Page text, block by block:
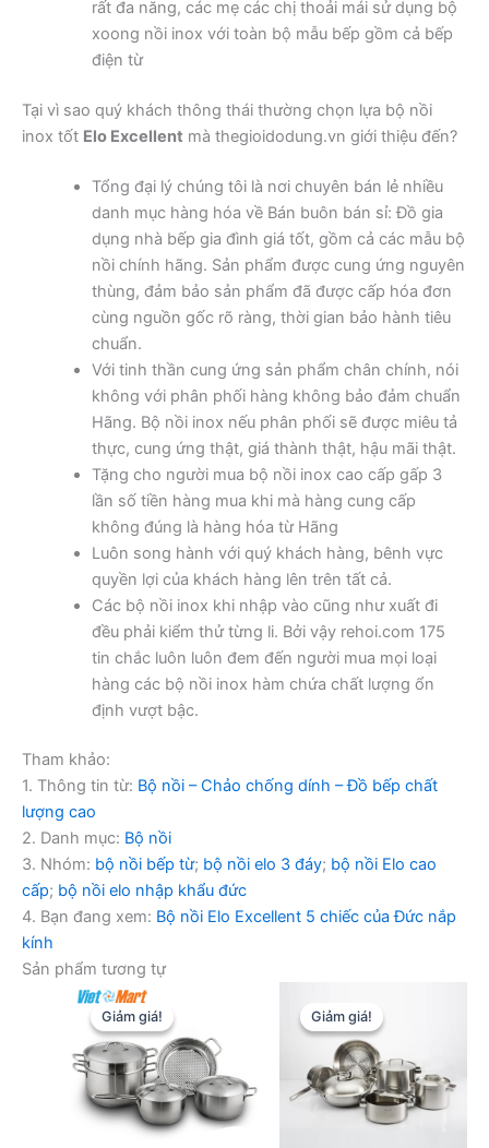
rất đa năng, các mẹ các chị thoải mái sử dụng bộ
xoong nồi inox với toàn bộ mẫu bếp gồm cả bếp
điện từ
Tại vì sao quý khách thông thái thường chọn lựa bộ nồi
inox tốt Elo Excellent mà thegioidodung.vn giới thiệu đến?
Tổng đại lý chúng tôi là nơi chuyên bán lẻ nhiều
danh mục hàng hóa về Bán buôn bán sỉ: Đồ gia
dụng nhà bếp gia đình giá tốt, gồm cả các mẫu bộ
nồi chính hãng. Sản phẩm được cung ứng nguyên
thùng, đảm bảo sản phẩm đã được cấp hóa đơn
cùng nguồn gốc rõ ràng, thời gian bảo hành tiêu
chuẩn.
Với tinh thần cung ứng sản phẩm chân chính, nói
không với phân phối hàng không bảo đảm chuẩn
Hãng. Bộ nồi inox nếu phân phối sẽ được miêu tả
thực, cung ứng thật, giá thành thật, hậu mãi thật.
Tặng cho người mua bộ nồi inox cao cấp gấp 3
lần số tiền hàng mua khi mà hàng cung cấp
không đúng là hàng hóa từ Hãng
Luôn song hành với quý khách hàng, bênh vực
quyền lợi của khách hàng lên trên tất cả.
Các bộ nồi inox khi nhập vào cũng như xuất đi
đều phải kiểm thử từng li. Bởi vậy rehoi.com 175
tin chắc luôn luôn đem đến người mua mọi loại
hàng các bộ nồi inox hàm chứa chất lượng ổn
định vượt bậc.
Tham khảo:
1. Thông tin từ: Bộ nồi – Chảo chống dính – Đồ bếp chất
lượng cao
2. Danh mục: Bộ nồi
3. Nhóm: bộ nồi bếp từ; bộ nồi elo 3 đáy; bộ nồi Elo cao
cấp; bộ nồi elo nhập khẩu đức
4. Bạn đang xem: Bộ nồi Elo Excellent 5 chiếc của Đức nắp
kính
Sản phẩm tương tự
Giảm giá!
Giảm giá! Giảm giá!
Giảm giá!